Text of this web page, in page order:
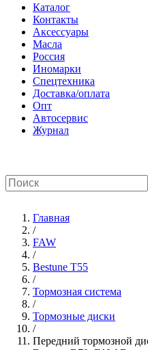
Каталог
Контакты
Аксессуары
Масла
Россия
Иномарки
Спецтехника
Доставка/оплата
Опт
Автосервис
Журнал
Главная
/
FAW
/
Bestune T55
/
Тормозная система
/
Тормозные диски
/
Передний тормозной